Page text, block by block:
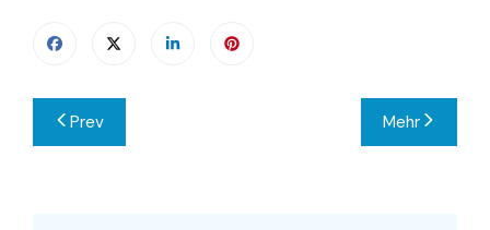
Beitragsnavigation
Prev Mehr